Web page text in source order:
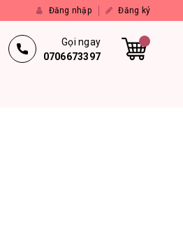
Đăng nhập Đăng ký
Gọi ngay
0706673397